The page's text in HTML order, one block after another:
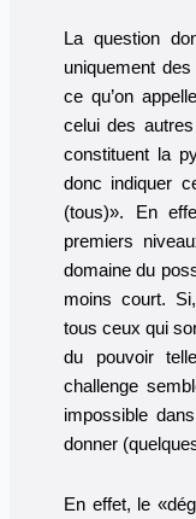
La question
uniquement
ce qu’on
celui des
constituent la
donc indiquer
(tous)». En
premiers
domaine du
moins court.
tous ceux qui
du pouvoir
challenge
impossible
donner
En effet, le